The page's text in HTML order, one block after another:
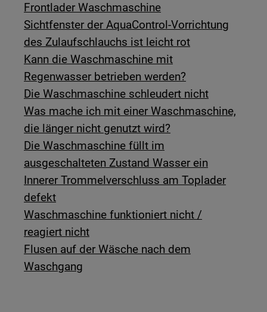
Frontlader Waschmaschine
Sichtfenster der AquaControl-Vorrichtung
des Zulaufschlauchs ist leicht rot
Kann die Waschmaschine mit
Regenwasser betrieben werden?
Die Waschmaschine schleudert nicht
Was mache ich mit einer Waschmaschine,
die länger nicht genutzt wird?
Die Waschmaschine füllt im
ausgeschalteten Zustand Wasser ein
Innerer Trommelverschluss am Toplader
defekt
Waschmaschine funktioniert nicht /
reagiert nicht
Flusen auf der Wäsche nach dem
Waschgang